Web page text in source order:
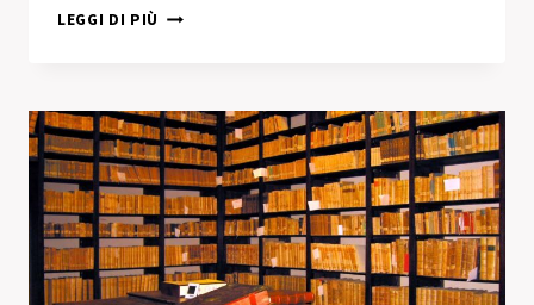
LEGGI DI PIÙ ACQUISTO